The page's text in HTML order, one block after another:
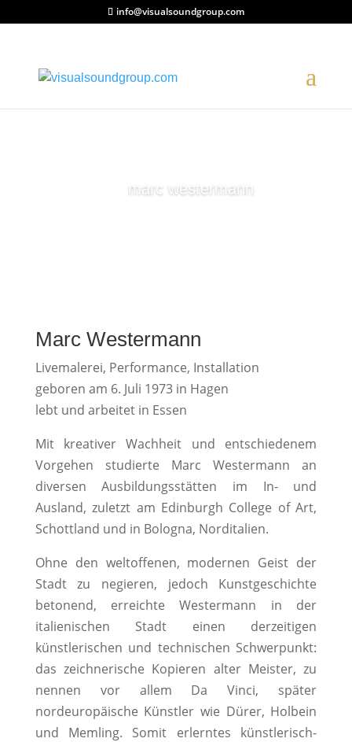
info@visualsoundgroup.com
marc westermann
Marc Westermann
Livemalerei, Performance, Installation
geboren am 6. Juli 1973 in Hagen
lebt und arbeitet in Essen
Mit kreativer Wachheit und entschiedenem
Vorgehen studierte Marc Westermann an
diversen Ausbildungsstätten im In- und
Ausland, zuletzt am Edinburgh College of Art,
Schottland und in Bologna, Norditalien.
Ohne den weltoffenen, modernen Geist der
Stadt zu negieren, jedoch Kunstgeschichte
betonend, erreichte Westermann in der
italienischen Stadt einen derzeitigen
künstlerischen und technischen Schwerpunkt:
das zeichnerische Kopieren alter Meister, zu
nennen vor allem Da Vinci, später
nordeuropäische Künstler wie Dürer, Holbein
und Memling. Somit erlerntes künstlerisch-